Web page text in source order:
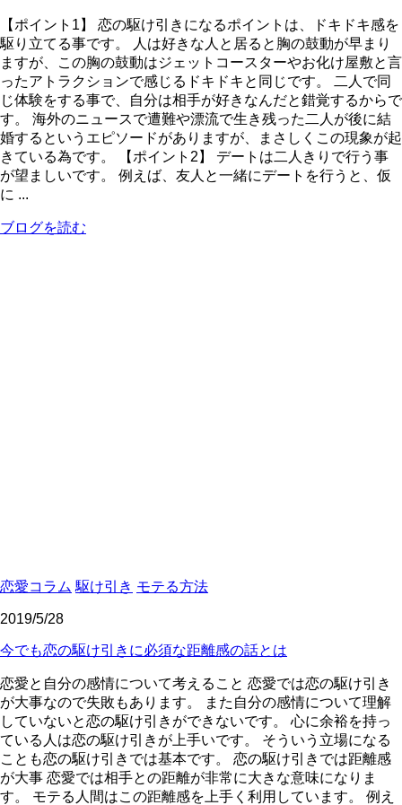
【ポイント1】 恋の駆け引きになるポイントは、ドキドキ感を
駆り立てる事です。 人は好きな人と居ると胸の鼓動が早まり
ますが、この胸の鼓動はジェットコースターやお化け屋敷と言
ったアトラクションで感じるドキドキと同じです。 二人で同
じ体験をする事で、自分は相手が好きなんだと錯覚するからで
す。 海外のニュースで遭難や漂流で生き残った二人が後に結
婚するというエピソードがありますが、まさしくこの現象が起
きている為です。 【ポイント2】 デートは二人きりで行う事
が望ましいです。 例えば、友人と一緒にデートを行うと、仮
に ...
ブログを読む
恋愛コラム 駆け引き モテる方法
2019/5/28
今でも恋の駆け引きに必須な距離感の話とは
恋愛と自分の感情について考えること 恋愛では恋の駆け引き
が大事なので失敗もあります。 また自分の感情について理解
していないと恋の駆け引きができないです。 心に余裕を持っ
ている人は恋の駆け引きが上手いです。 そういう立場になる
ことも恋の駆け引きでは基本です。 恋の駆け引きでは距離感
が大事 恋愛では相手との距離が非常に大きな意味になりま
す。 モテる人間はこの距離感を上手く利用しています。 例え